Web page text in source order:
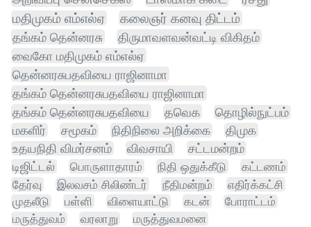
மதிமுகம் எம்எல்ஏ
கலைஞர் கனவு திட்டம்
தங்கம் தென்னரசு
திருமாவளவன்வட்டி விகிதம்
வைகோ மதிமுகம் எம்எல்ஏ
தென்னரசுபதவியை ராஜினாமா
தங்கம் தென்னரசுபதவியை ராஜினாமா
தங்கம் தென்னரசுபதவியை
தவெக
தொழில்நுட்பம்
மகளிர்
சமூகம் நிதிநிலை அறிக்கை
திமுக
உதயநிதி விமர்சனம்
விவசாயி
சட்டமன்றம்
டிஜிட்டல்
பொருளாதாரம் நிதி ஒதுக்கீடு
கட்டணம்
தேர்வு
இலவசம் சிலிண்டர் நீதிமன்றம் எதிர்க்கட்சி
முதலீடு பள்ளி விளையாட்டு கடன்
போராட்டம்
மருத்துவம்
வரலாறு
மருத்துவமனை